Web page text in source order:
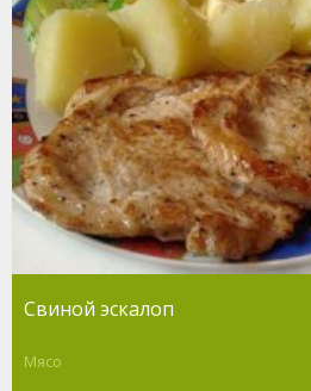
Свиной эскалоп
Мясо